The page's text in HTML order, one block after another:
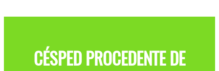
CÉSPED PROCEDENTE DE